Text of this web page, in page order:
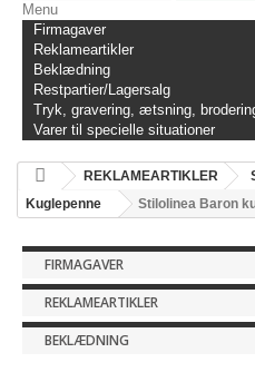
Menu
Firmagaver
Reklameartikler
Beklædning
Restpartier/Lagersalg
Tryk, gravering, ætsning,
Varer til specielle situationer
REKLAMEARTIKLER
Kuglepenne
Stilolinea Baron
FIRMAGAVER
REKLAMEARTIKLER
BEKLÆDNING